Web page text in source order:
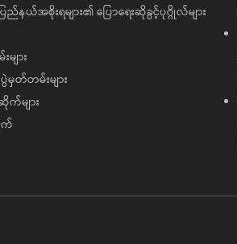
ည်နယ်အစိုးရများ၏ ပြောရေးဆိုခွင့်ပုဂ္ဂိုလ်များ
ျား
မှတ်တမ်းများ
များ
က်